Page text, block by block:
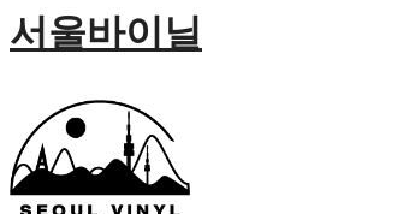
서울바이닐